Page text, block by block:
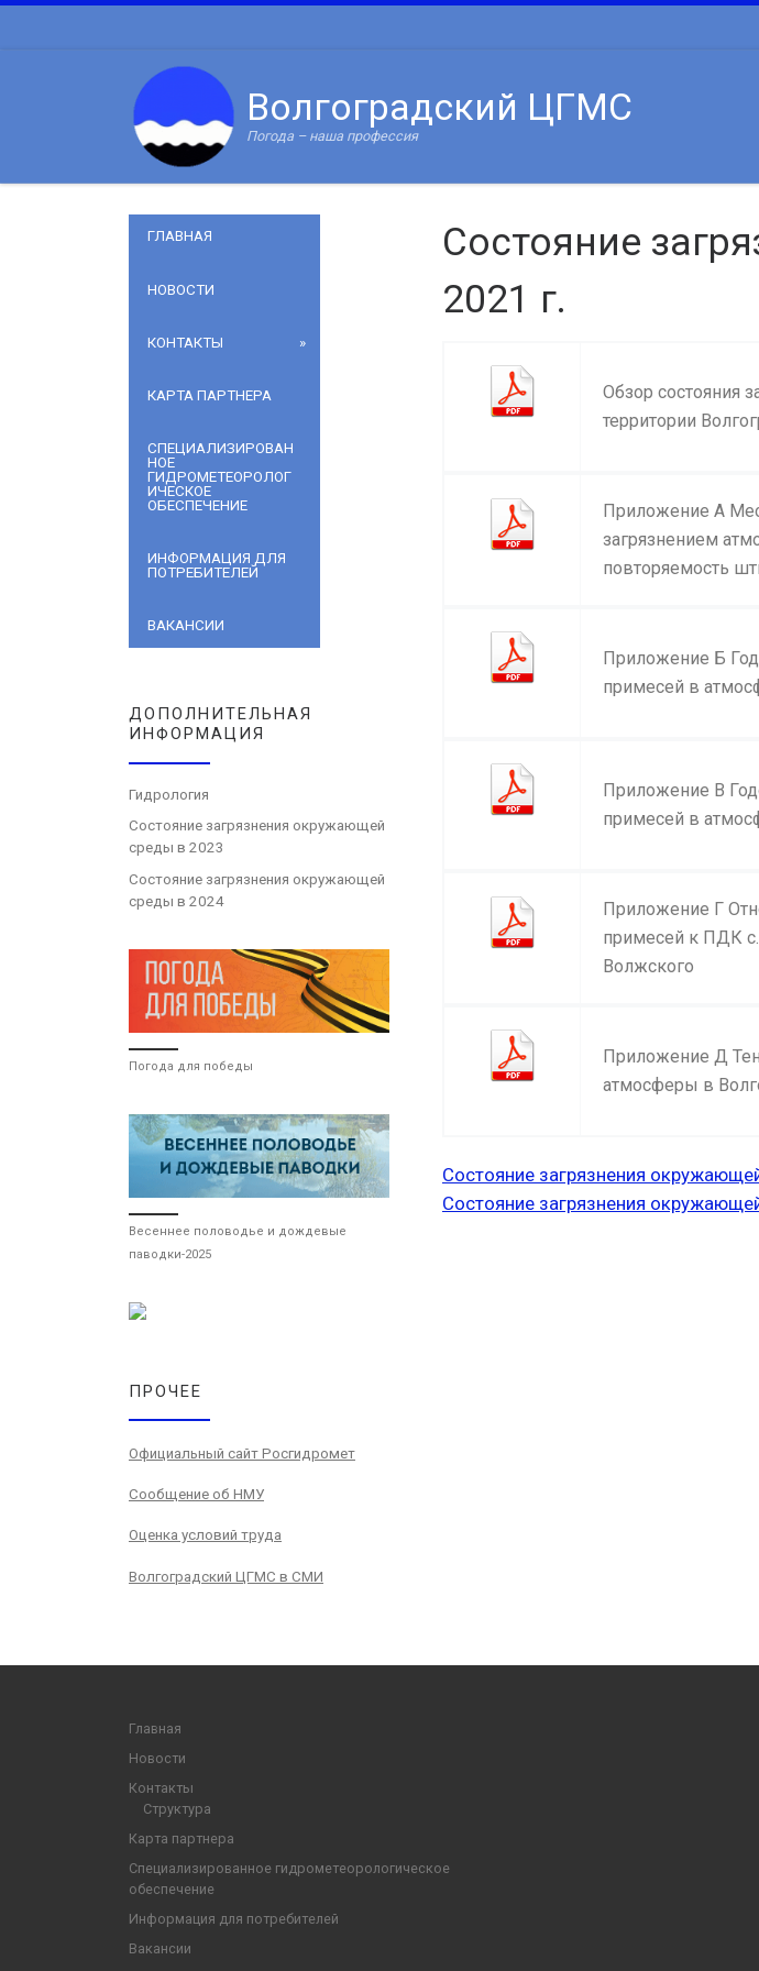
Волгоградский ЦГМС
Погода – наша профессия
Состояние
2021 г.
Обзор состояния
территории
Приложение А
загрязнением
повторяемость
Приложение Б
примесей в
Приложение В
примесей в
Приложение Г
примесей к ПДК
Волжского
Приложение Д
атмосферы в
Состояние загрязнения
Состояние загрязнения
ГЛАВНАЯ
НОВОСТИ
КОНТАКТЫ
КАРТА ПАРТНЕРА
СПЕЦИАЛИЗИРОВАН
НОЕ
ГИДРОМЕТЕОРОЛОГ
ИЧЕСКОЕ
ОБЕСПЕЧЕНИЕ
ИНФОРМАЦИЯ ДЛЯ
ПОТРЕБИТЕЛЕЙ
ВАКАНСИИ
ДОПОЛНИТЕЛЬНАЯ
ИНФОРМАЦИЯ
Гидрология
Состояние загрязнения окружающей
среды в 2023
Состояние загрязнения окружающей
среды в 2024
Погода для победы
Весеннее половодье и дождевые
паводки-2025
ПРОЧЕЕ
Официальный сайт Росгидромет
Сообщение об НМУ
Оценка условий труда
Волгоградский ЦГМС в СМИ
Главная
Новости
Контакты
Структура
Карта партнера
Специализированное гидрометеорологическое
обеспечение
Информация для потребителей
Вакансии